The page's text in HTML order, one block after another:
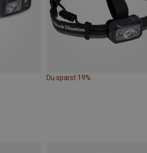
Du sparst 19%